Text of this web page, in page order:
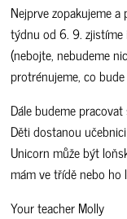
Nejprve zopakujeme
týdnu od 6. 9.
(nebojte, nebudeme
protrénujeme, co
Dále budeme
Děti dostanou
Unicorn může být
mám ve třídě nebo
Your teacher Molly